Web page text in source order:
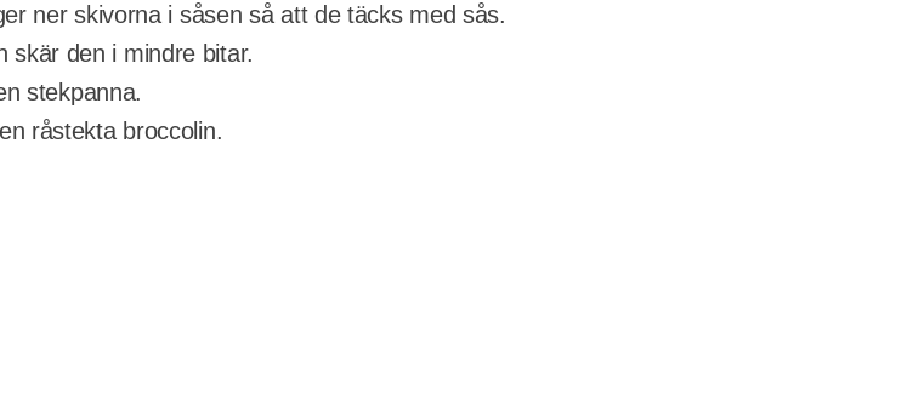
ner skivorna i såsen så att de täcks med sås.
skär den i mindre bitar.
stekpanna.
råstekta broccolin.